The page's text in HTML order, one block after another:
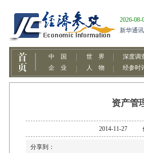
资产管
2014-11-27
分享到：